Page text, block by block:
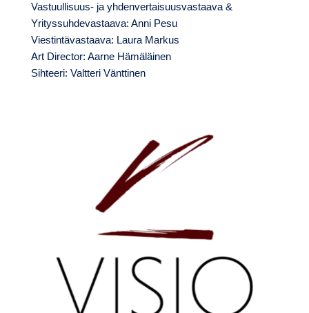
Vastuullisuus- ja yhdenvertaisuusvastaava &
Yrityssuhdevastaava: Anni Pesu
Viestintävastaava: Laura Markus
Art Director: Aarne Hämäläinen
Sihteeri: Valtteri Vänttinen